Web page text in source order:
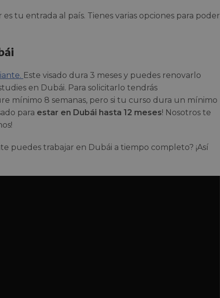
tu entrada al país. Tienes varias opciones para poder
Este visado dura 3 meses y puedes renovarlo
en Dubái. Para solicitarlo tendrás
mínimo 8 semanas, pero si tu curso dura un mínimo
para estar en Dubái hasta 12 meses! Nosotros te
puedes trabajar en Dubái a tiempo completo? ¡Así